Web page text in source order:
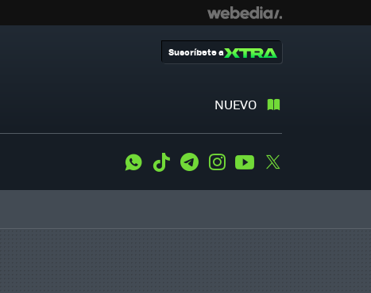
NUEVO
Suscríbete a
WhatsApp
Tiktok TelegramInstagramYoutube